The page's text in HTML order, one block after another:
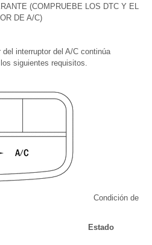
(COMPRUEBE LOS DTC Y EL
DE A/C)
interruptor del A/C continúa
siguientes requisitos.
Condición de
Estado